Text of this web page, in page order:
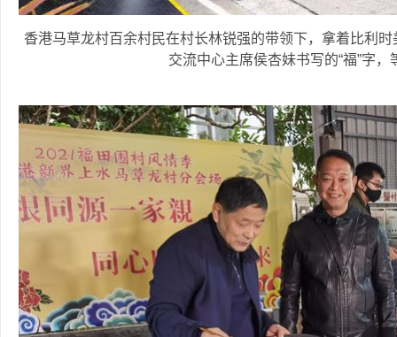
香港马草龙村百余村民在村长林锐强的带领下，拿着比利
交流中心主席侯杏妹书写的“福”字